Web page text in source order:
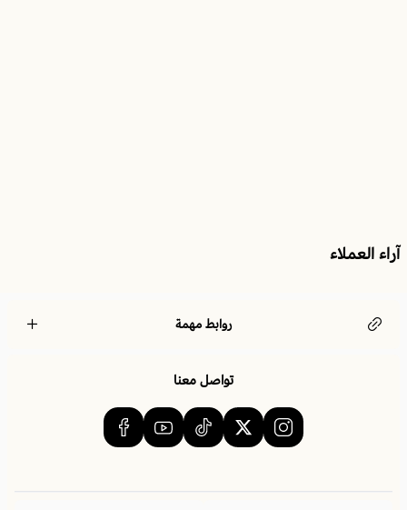
آراء العملاء
روابط مهمة
تواصل معنا